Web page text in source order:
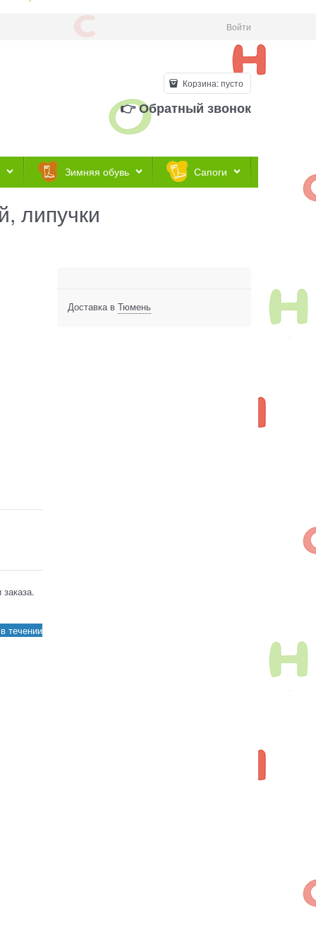
Войти
Корзина:пусто
👉 Обратный звонок
Зимняя обувь Сапоги
липучки
течении
Доставка в Тюмень